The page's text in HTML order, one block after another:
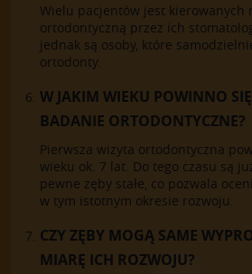
Wielu pacjentów jest kierowanych
ortodontyczną przez ich
jednak są osoby, które
ortodonty.
W JAKIM WIEKU POWINNO
BADANIE ORTODONTYCZNE?
Pierwsza wizyta ortodontyczna
wieku ok. 7 lat. Do tego czasu są
pewne zęby stałe, co pozwala
w tym istotnym okresie rozwoju.
CZY ZĘBY MOGĄ SAME
MIARĘ ICH ROZWOJU?